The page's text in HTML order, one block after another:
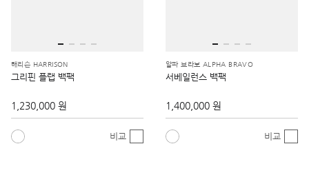
해리슨 HARRISON
그리핀 플랩 백팩
1,230,000 원
비교
알파 브라보 ALPHA BRAVO
서베일런스 백팩
1,400,000 원
비교